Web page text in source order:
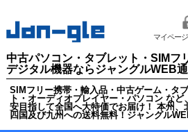
中古パソコン・タブレット・SIMフ
デジタル機器ならジャングルWEB
SIMフリー携帯・輸入品・中古ゲーム・タ
ト・オーディオプレイヤー・パソコン など
安目指して全国へ大特価でお届け！ 本州、
四国及び九州への送料無料！ジャングル
マイペー